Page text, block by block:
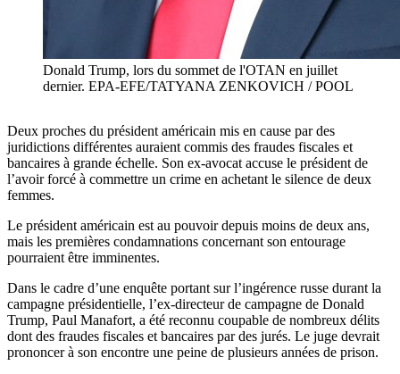
Donald Trump, lors du sommet de l'OTAN en juillet
dernier. EPA-EFE/TATYANA ZENKOVICH / POOL
Deux proches du président américain mis en cause par des
juridictions différentes auraient commis des fraudes fiscales et
bancaires à grande échelle. Son ex-avocat accuse le président de
l’avoir forcé à commettre un crime en achetant le silence de deux
femmes.
Le président américain est au pouvoir depuis moins de deux ans,
mais les premières condamnations concernant son entourage
pourraient être imminentes.
Dans le cadre d’une enquête portant sur l’ingérence russe durant la
campagne présidentielle, l’ex-directeur de campagne de Donald
Trump, Paul Manafort, a été reconnu coupable de nombreux délits
dont des fraudes fiscales et bancaires par des jurés. Le juge devrait
prononcer à son encontre une peine de plusieurs années de prison.